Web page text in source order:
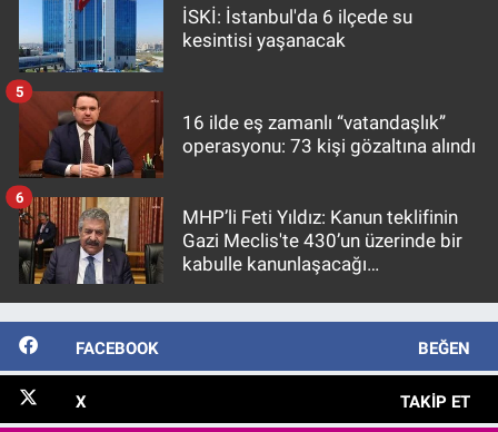
İSKİ: İstanbul'da 6 ilçede su
kesintisi yaşanacak
16 ilde eş zamanlı “vatandaşlık”
operasyonu: 73 kişi gözaltına alındı
5
MHP’li Feti Yıldız: Kanun teklifinin
Gazi Meclis'te 430’un üzerinde bir
kabulle kanunlaşacağı
6
FACEBOOK BEĞEN
X TAKIP ET